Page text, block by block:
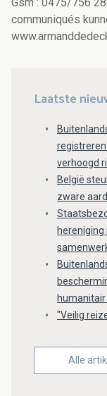
communiqués
Laatste
registreren
verhoogd
België
zware
hereniging
"Veilig
Alle